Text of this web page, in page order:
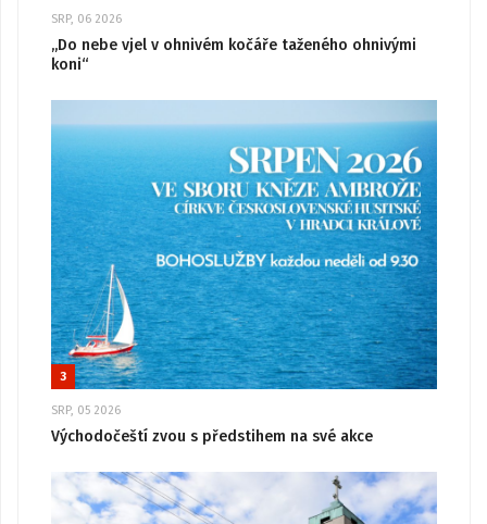
SRP, 06 2026
„Do nebe vjel v ohnivém kočáře taženého ohnivými
koni“
3
SRP, 05 2026
Východočeští zvou s předstihem na své akce